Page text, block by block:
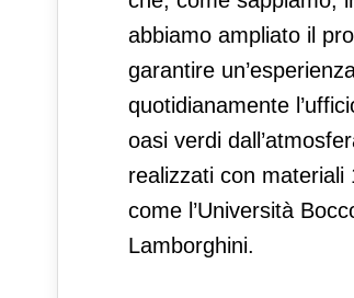
abbiamo ampliato il
garantire
quotidianamente
oasi verdi
realizzati con
come l’Università
Lamborghini.